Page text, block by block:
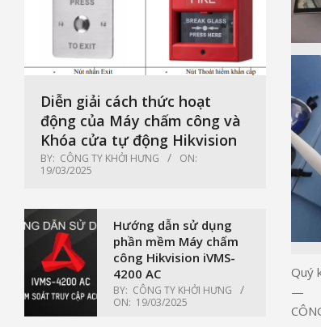
Quý
—
Diễn giải cách thức hoạt
động của Máy chấm công và
Khóa cửa tự động Hikvision
BY: CÔNG TY KHỞI HƯNG
ON:
19/03/2025
Hướng dẫn sử dụng
phần mềm Máy chấm
công Hikvision iVMS-
4200 AC
BY: CÔNG TY KHỞI HƯNG
ON: 19/03/2025